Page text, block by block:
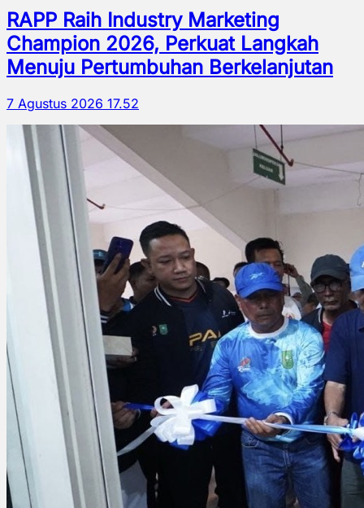
RAPP Raih Industry Marketing
Champion 2026, Perkuat Langkah
Menuju Pertumbuhan Berkelanjutan
7 Agustus 2026 17.52